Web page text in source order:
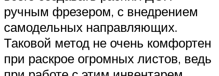
ручным фрезером, с внедрением
самодельных направляющих.
Таковой метод не очень комфортен
при раскрое огромных листов, ведь